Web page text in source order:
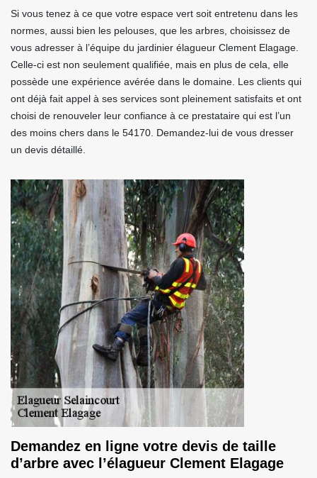
Si vous tenez à ce que votre espace vert soit entretenu dans les
normes, aussi bien les pelouses, que les arbres, choisissez de
vous adresser à l’équipe du jardinier élagueur Clement Elagage.
Celle-ci est non seulement qualifiée, mais en plus de cela, elle
possède une expérience avérée dans le domaine. Les clients qui
ont déjà fait appel à ses services sont pleinement satisfaits et ont
choisi de renouveler leur confiance à ce prestataire qui est l’un
des moins chers dans le 54170. Demandez-lui de vous dresser
un devis détaillé.
Demandez en ligne votre devis de taille
d’arbre avec l’élagueur Clement Elagage